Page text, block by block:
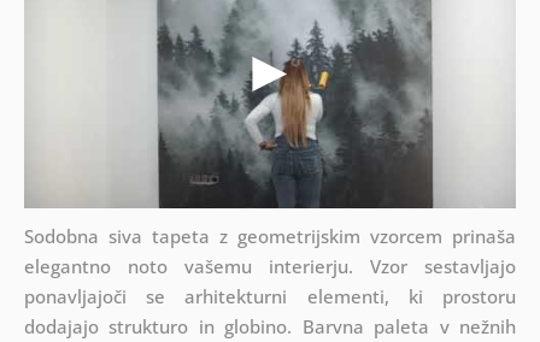
Sodobna siva tapeta z geometrijskim vzorcem prinaša
elegantno noto vašemu interierju. Vzor sestavljajo
ponavljajoči se arhitekturni elementi, ki prostoru
dodajajo strukturo in globino. Barvna paleta v nežnih